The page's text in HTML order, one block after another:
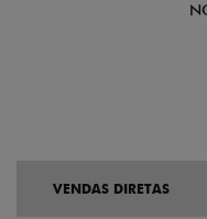
VENDAS DIRETAS